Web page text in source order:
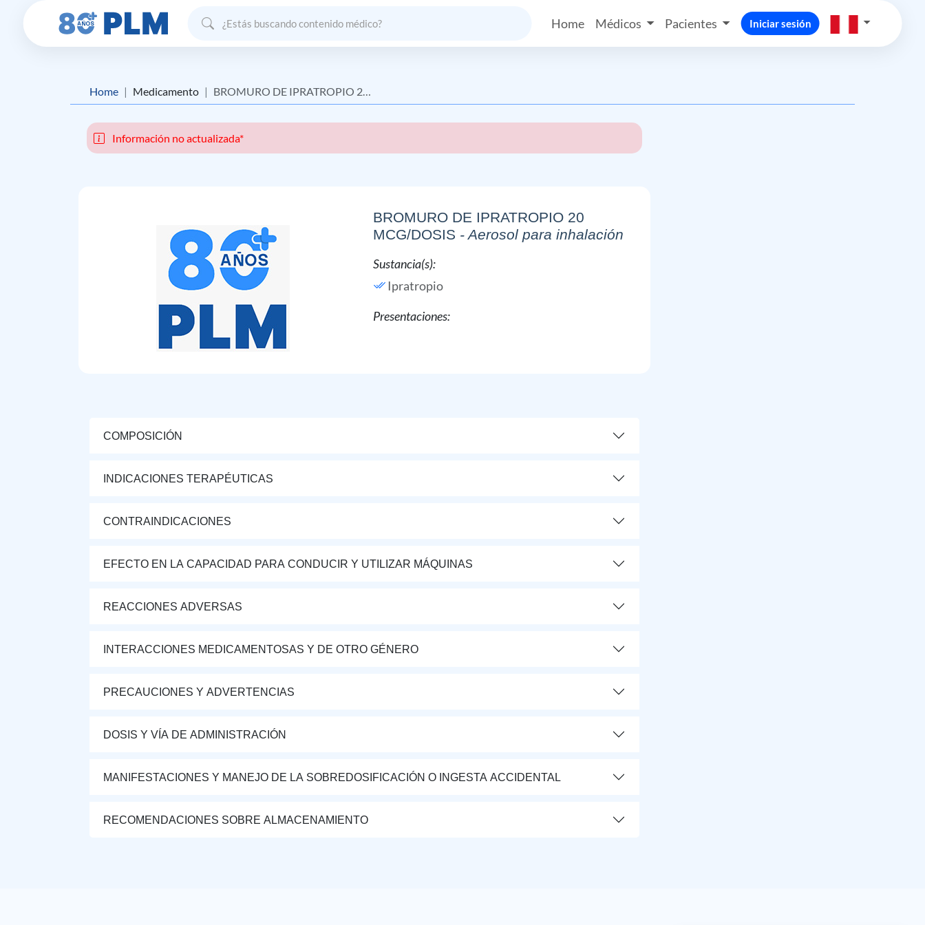
Home Médicos Pacientes Iniciar sesión
Home Medicamento BROMURO DE IPRATROPIO 20 MCG/DOSIS
Información no actualizada*
BROMURO DE IPRATROPIO 20
MCG/DOSIS - Aerosol para inhalación
Sustancia(s):
Ipratropio
Presentaciones:
COMPOSICIÓN
INDICACIONES TERAPÉUTICAS
CONTRAINDICACIONES
EFECTO EN LA CAPACIDAD PARA CONDUCIR Y UTILIZAR MÁQUINAS
REACCIONES ADVERSAS
INTERACCIONES MEDICAMENTOSAS Y DE OTRO GÉNERO
PRECAUCIONES Y ADVERTENCIAS
DOSIS Y VÍA DE ADMINISTRACIÓN
MANIFESTACIONES Y MANEJO DE LA SOBREDOSIFICACIÓN O INGESTA ACCIDENTAL
RECOMENDACIONES SOBRE ALMACENAMIENTO